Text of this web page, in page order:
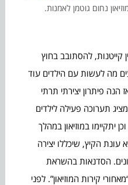
נחום גוטמן לאמנות.
קייטנות, להסתובב בחוץ
מה לעשות עם הילדים עוד
פיתרון יצירתי תרתי
תערוכה פעילה לילדים
יתקיימו במוזיאון במהלך
עונת הקיץ, שיכללו יצירה
הסדנאות בהשראת
קירות המוזיאון”. לפני